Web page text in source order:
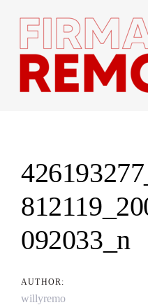
content
092033_n
AUTHOR:
willyremo
navigation